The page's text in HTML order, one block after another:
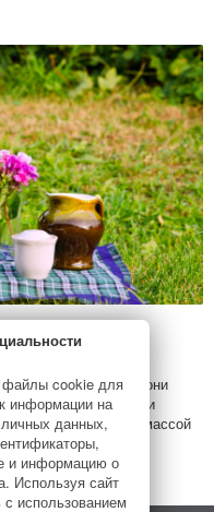
и свободные
очень мало, но они
и тихую усадьбу, и
комплекс с массой
файлы cookie для
информации на
личных данных,
и информацию о
Используя сайт
использованием